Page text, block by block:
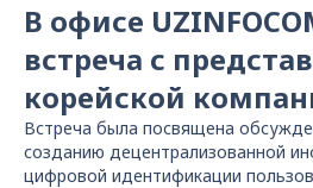
В офисе
встреча с
корейской
Встреча была посвящена
созданию децентрализованной
цифровой идентификации